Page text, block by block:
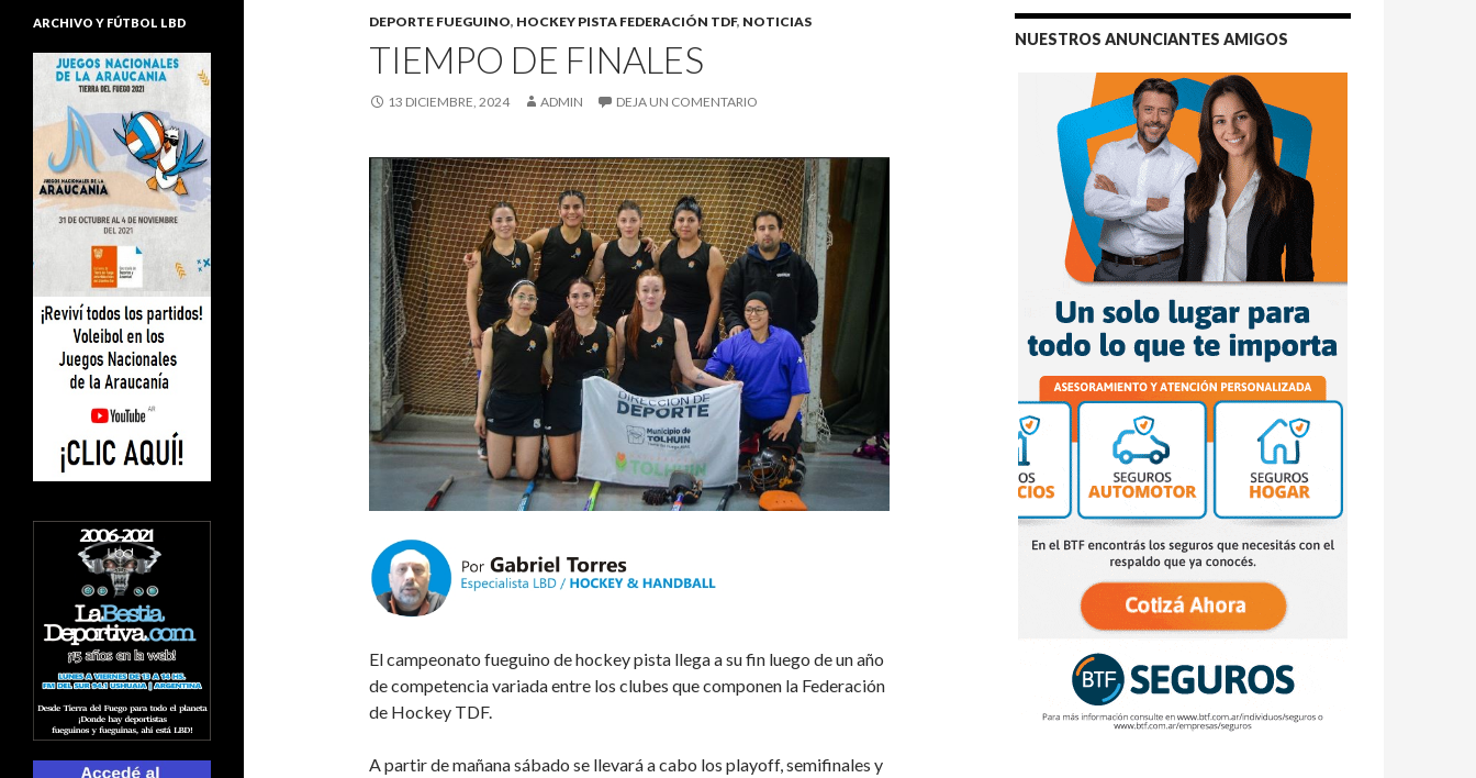
DEPORTE FUEGUINO, HOCKEY PISTA FEDERACIÓN TDF, NOTICIAS
TIEMPO DE FINALES
13 DICIEMBRE, 2024 ADMIN DEJA UN COMENTARIO
El campeonato fueguino de hockey pista llega a su fin luego de un año
de competencia variada entre los clubes que componen la Federación
de Hockey TDF.
A partir de mañana sábado se llevará a cabo los playoff, semifinales y
NUESTROS ANUNCIANTES AMIGOS
ARCHIVO Y FÚTBOL LBD